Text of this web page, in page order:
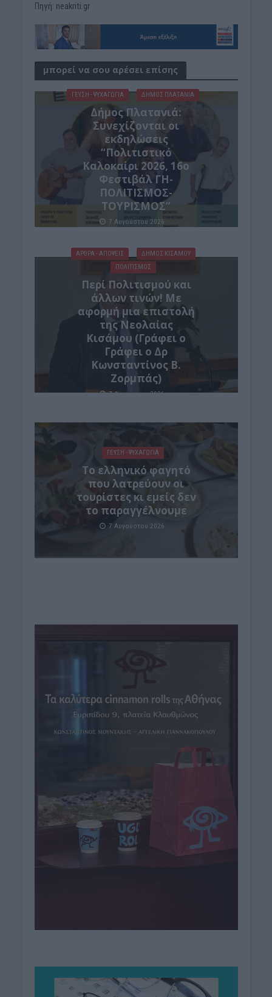
Πηγή: neakriti.gr
μπορεί να σου αρέσει επίσης
ΓΕΎΣΗ - ΨΥΧΑΓΩΓΊΑ ΔΉΜΟΣ ΠΛΑΤΑΝΙΆ
Δήμος Πλατανιά:
Συνεχίζονται οι
εκδηλώσεις
“Πολιτιστικό
Καλοκαίρι 2026, 16ο
Φεστιβάλ ΓΗ-
ΠΟΛΙΤΙΣΜΟΣ-
ΤΟΥΡΙΣΜΟΣ”
7 Αυγούστου 2026
ΑΡΘΡΑ - ΑΠΟΨΕΙΣ
ΔΉΜΟΣ ΚΙΣΆΜΟΥ
ΠΟΛΙΤΙΣΜΟΣ
Περί Πολιτισμού και
άλλων τινών! Mε
αφορμή μια επιστολή
της Νεολαίας
Κισάμου (Γράφει ο
Γράφει ο Δρ
Κωνσταντίνος Β.
Ζορμπάς)
7 Αυγούστου 2026
ΓΕΎΣΗ - ΨΥΧΑΓΩΓΊΑ
Το ελληνικό φαγητό
που λατρεύουν οι
τουρίστες κι εμείς δεν
το παραγγέλνουμε
7 Αυγούστου 2026